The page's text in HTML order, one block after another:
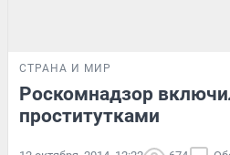
СТРАНА И МИР
Роскомнадзор
проститутками